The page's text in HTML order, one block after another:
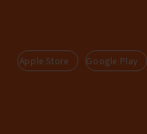
Apple Store Google Play